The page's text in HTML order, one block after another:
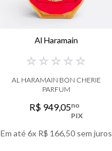
Al Haramain
☆ ☆ ☆ ☆ ☆
AL HARAMAIN BON CHERIE
PARFUM
R$ 949,05no
PIX
Em até6x R$ 166,50sem juros